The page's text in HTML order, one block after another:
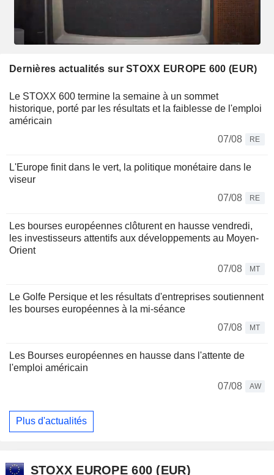
Dernières actualités sur STOXX EUROPE 600 (EUR)
Le STOXX 600 termine la semaine à un sommet
historique, porté par les résultats et la faiblesse de l'emploi
américain
07/08
RE
L'Europe finit dans le vert, la politique monétaire dans le
viseur
07/08
RE
Les bourses européennes clôturent en hausse vendredi,
les investisseurs attentifs aux développements au Moyen-
Orient
07/08
MT
Le Golfe Persique et les résultats d'entreprises soutiennent
les bourses européennes à la mi-séance
07/08
MT
Les Bourses européennes en hausse dans l'attente de
l'emploi américain
07/08
AW
Plus d'actualités
STOXX EUROPE 600 (EUR)